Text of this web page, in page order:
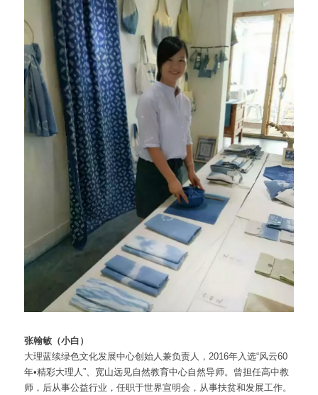
张翰敏（小白）
大理蓝续绿色文化发展中心创始人兼负责人，2016年入选“风云60
年•精彩大理人”、宽山远见自然教育中心自然导师。曾担任高中教
师，后从事公益行业，任职于世界宣明会，从事扶贫和发展工作。